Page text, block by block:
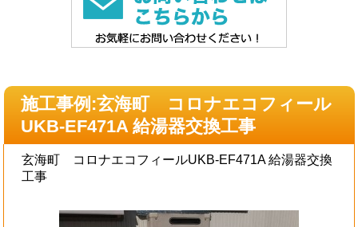
施工事例:玄海町 コロナエコフィール
UKB-EF471A 給湯器交換工事
玄海町 コロナエコフィールUKB-EF471A 給湯器交換
工事